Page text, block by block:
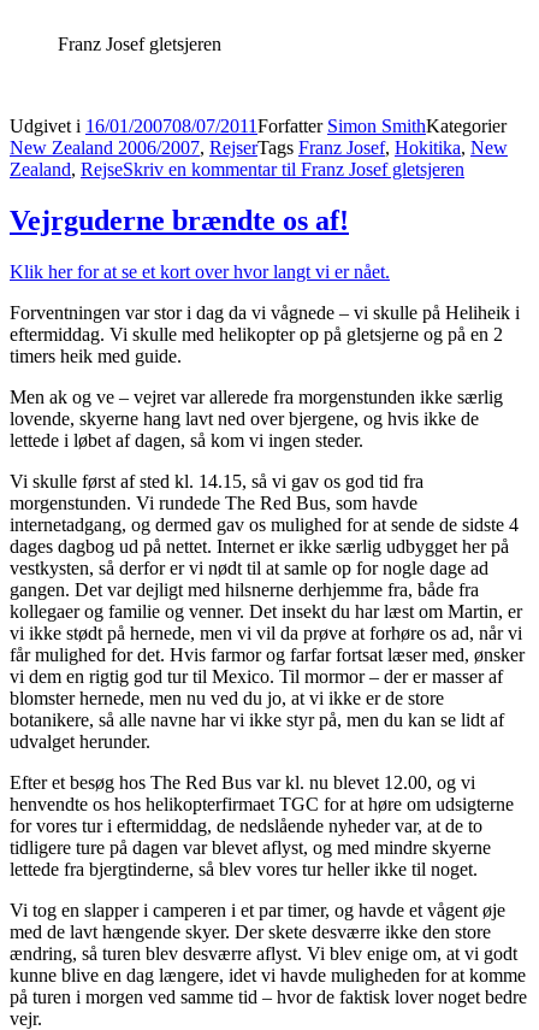
Franz Josef gletsjeren
Udgivet i 16/01/200708/07/2011Forfatter Simon SmithKategorier
New Zealand 2006/2007, RejserTags Franz Josef, Hokitika, New
Zealand, RejseSkriv en kommentartil Franz Josef gletsjeren
Vejrguderne brændte os af!
Klik her for at se et kort over hvor langt vi er nået.
Forventningen var stor i dag da vi vågnede – vi skulle på Heliheik i
eftermiddag. Vi skulle med helikopter op på gletsjerne og på en 2
timers heik med guide.
Men ak og ve – vejret var allerede fra morgenstunden ikke særlig
lovende, skyerne hang lavt ned over bjergene, og hvis ikke de
lettede i løbet af dagen, så kom vi ingen steder.
Vi skulle først af sted kl. 14.15, så vi gav os god tid fra
morgenstunden. Vi rundede The Red Bus, som havde
internetadgang, og dermed gav os mulighed for at sende de sidste 4
dages dagbog ud på nettet. Internet er ikke særlig udbygget her på
vestkysten, så derfor er vi nødt til at samle op for nogle dage ad
gangen. Det var dejligt med hilsnerne derhjemme fra, både fra
kollegaer og familie og venner. Det insekt du har læst om Martin, er
vi ikke stødt på hernede, men vi vil da prøve at forhøre os ad, når vi
får mulighed for det. Hvis farmor og farfar fortsat læser med, ønsker
vi dem en rigtig god tur til Mexico. Til mormor – der er masser af
blomster hernede, men nu ved du jo, at vi ikke er de store
botanikere, så alle navne har vi ikke styr på, men du kan se lidt af
udvalget herunder.
Efter et besøg hos The Red Bus var kl. nu blevet 12.00, og vi
henvendte os hos helikopterfirmaet TGC for at høre om udsigterne
for vores tur i eftermiddag, de nedslående nyheder var, at de to
tidligere ture på dagen var blevet aflyst, og med mindre skyerne
lettede fra bjergtinderne, så blev vores tur heller ikke til noget.
Vi tog en slapper i camperen i et par timer, og havde et vågent øje
med de lavt hængende skyer. Der skete desværre ikke den store
ændring, så turen blev desværre aflyst. Vi blev enige om, at vi godt
kunne blive en dag længere, idet vi havde muligheden for at komme
på turen i morgen ved samme tid – hvor de faktisk lover noget bedre
vejr.